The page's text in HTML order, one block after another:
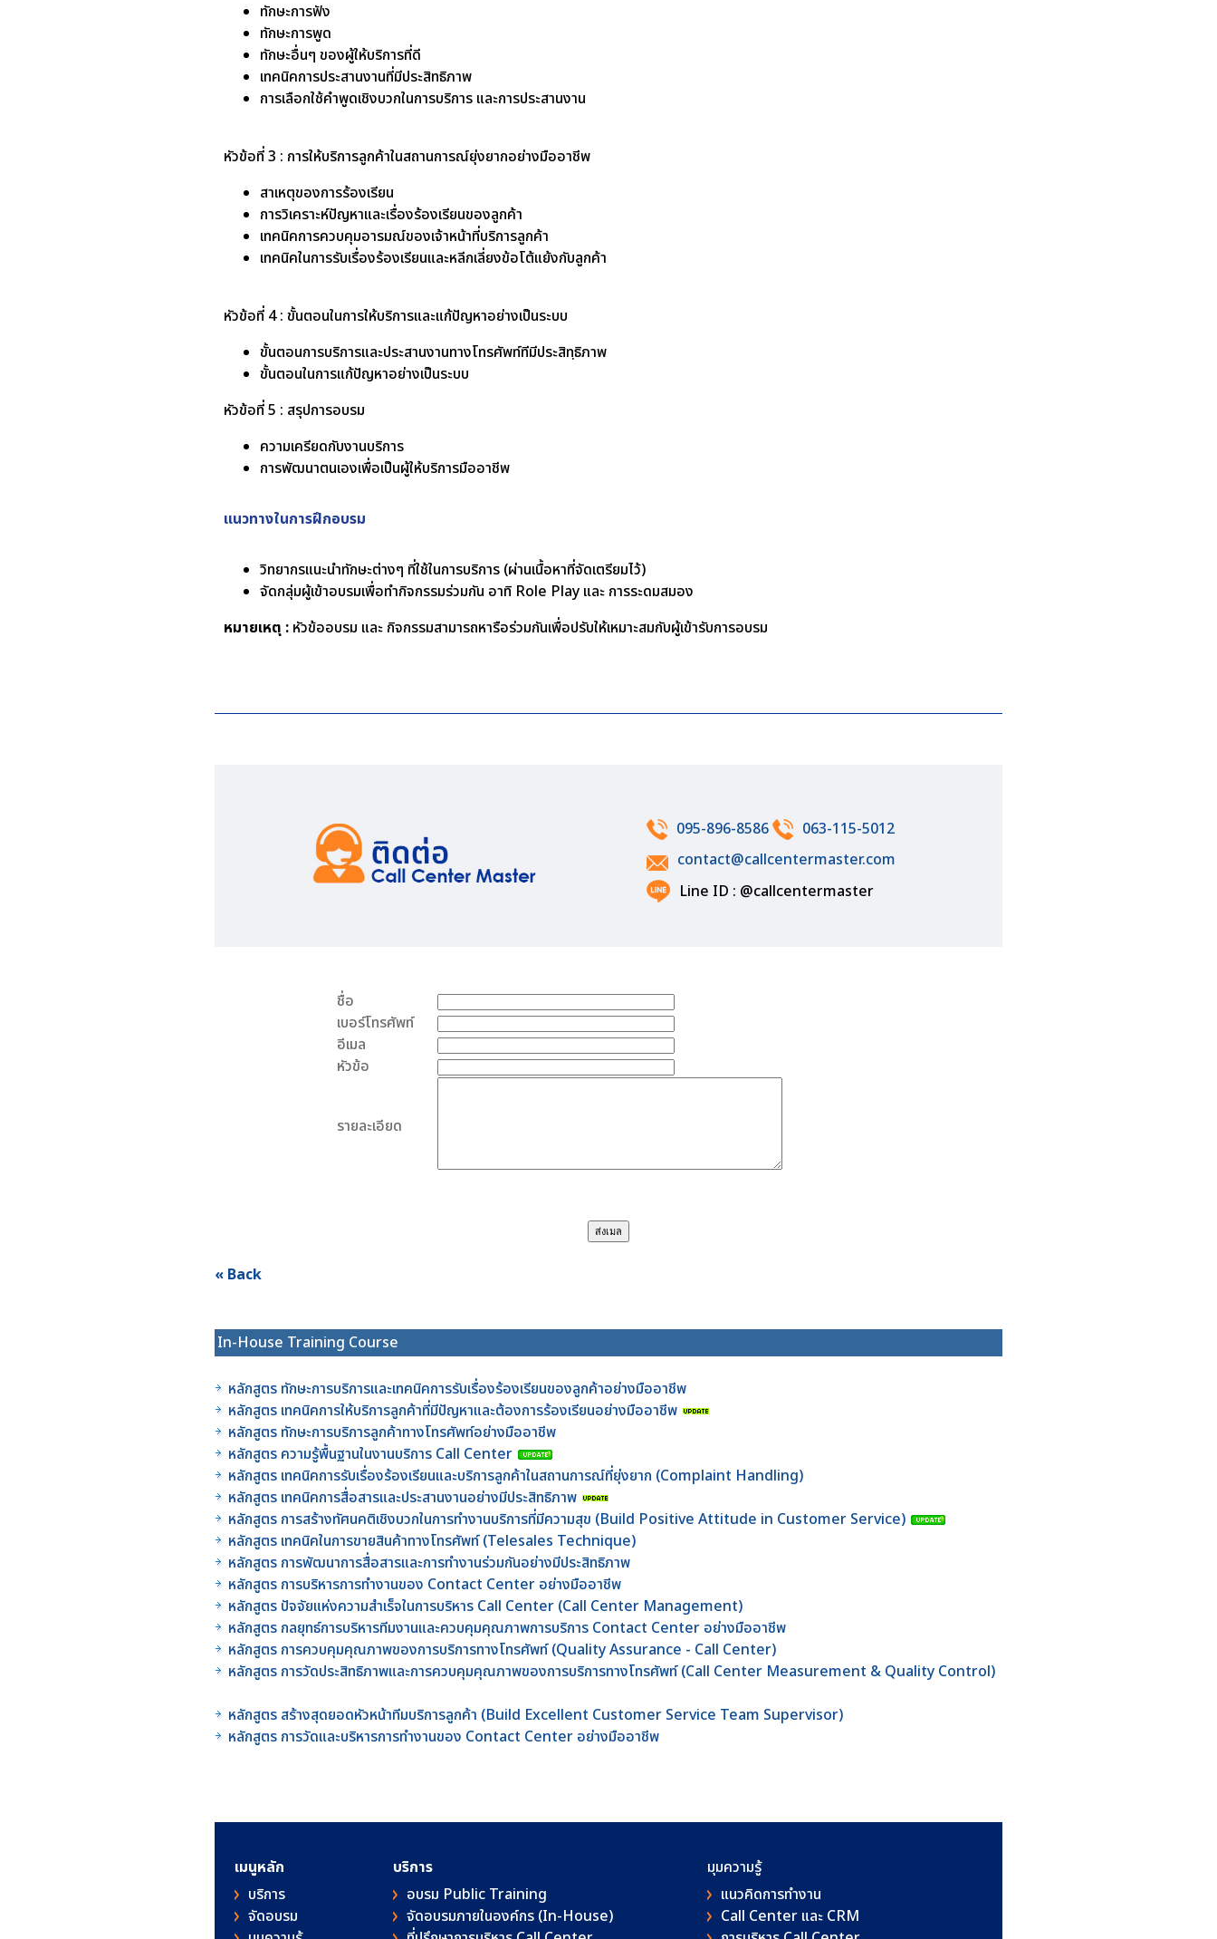
ทักษะการฟัง
ทักษะการพูด
ทักษะอื่นๆ ของผู้ให้บริการที่ดี
เทคนิคการประสานงานที่มีประสิทธิภาพ
การเลือกใช้คำพูดเชิงบวกในการบริการ และการประสานงาน
หัวข้อที่ 3 : การให้บริการลูกค้าในสถานการณ์ยุ่งยากอย่างมืออาชีพ
สาเหตุของการร้องเรียน
การวิเคราะห์ปัญหาและเรื่องร้องเรียนของลูกค้า
เทคนิคการควบคุมอารมณ์ของเจ้าหน้าที่บริการลูกค้า
เทคนิคในการรับเรื่องร้องเรียนและหลีกเลี่ยงข้อโต้แย้งกับลูกค้า
หัวข้อที่ 4 : ขั้นตอนในการให้บริการและแก้ปัญหาอย่างเป็นระบบ
ขั้นตอนการบริการและประสานงานทางโทรศัพท์ทีมีประสิทฺธิภาพ
ขั้นตอนในการแก้ปัญหาอย่างเป็นระบบ
หัวข้อที่ 5 : สรุปการอบรม
ความเครียดกับงานบริการ
การพัฒนาตนเองเพื่อเป็นผู้ให้บริการมืออาชีพ
แนวทางในการฝึกอบรม
วิทยากรแนะนำทักษะต่างๆ ที่ใช้ในการบริการ (ผ่านเนื้อหาที่จัดเตรียมไว้)
จัดกลุ่มผู้เข้าอบรมเพื่อทำกิจกรรมร่วมกัน อาทิ Role Play และ การระดมสมอง
หมายเหตุ : หัวข้ออบรม และ กิจกรรมสามารถหารือร่วมกันเพื่อปรับให้เหมาะสมกับผู้เข้ารับการอบรม
095-896-8586
063-115-5012
contact@callcentermaster.com
Line ID : @callcentermaster
ชื่อ
เบอร์โทรศัพท์
อีเมล
หัวข้อ
รายละเอียด
« Back
In-House Training Course
หลักสูตร ทักษะการบริการและเทคนิคการรับเรื่องร้องเรียนของลูกค้าอย่างมืออาชีพ
หลักสูตร เทคนิคการให้บริการลูกค้าที่มีปัญหาและต้องการร้องเรียนอย่างมืออาชีพ
หลักสูตร ทักษะการบริการลูกค้าทางโทรศัพท์อย่างมืออาชีพ
หลักสูตร ความรู้พื้นฐานในงานบริการ Call Center
หลักสูตร เทคนิคการรับเรื่องร้องเรียนและบริการลูกค้าในสถานการณ์ที่ยุ่งยาก (Complaint Handling)
หลักสูตร เทคนิคการสื่อสารและประสานงานอย่างมีประสิทธิภาพ
หลักสูตร การสร้างทัศนคติเชิงบวกในการทำงานบริการที่มีความสุข (Build Positive Attitude in Customer Service)
หลักสูตร เทคนิคในการขายสินค้าทางโทรศัพท์ (Telesales Technique)
หลักสูตร การพัฒนาการสื่อสารและการทำงานร่วมกันอย่างมีประสิทธิภาพ
หลักสูตร การบริหารการทำงานของ Contact Center อย่างมืออาชีพ
หลักสูตร ปัจจัยแห่งความสำเร็จในการบริหาร Call Center (Call Center Management)
หลักสูตร กลยุทธ์การบริหารทีมงานและควบคุมคุณภาพการบริการ Contact Center อย่างมืออาชีพ
หลักสูตร การควบคุมคุณภาพของการบริการทางโทรศัพท์ (Quality Assurance - Call Center)
หลักสูตร การวัดประสิทธิภาพและการควบคุมคุณภาพของการบริการทางโทรศัพท์ (Call Center Measurement & Quality Control)
หลักสูตร สร้างสุดยอดหัวหน้าทีมบริการลูกค้า (Build Excellent Customer Service Team Supervisor)
หลักสูตร การวัดและบริหารการทำงานของ Contact Center อย่างมืออาชีพ
เมนูหลัก
บริการ
จัดอบรม
บริการ
อบรม Public Training
จัดอบรมภายในองค์กร (In-House)
มุมความรู้
แนวคิดการทำงาน
Call Center และ CRM